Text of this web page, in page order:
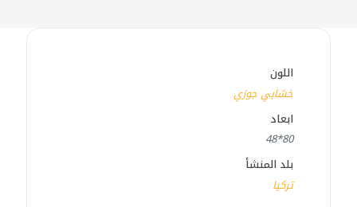
اللون
خشابي جوزي
ابعاد
80*48
بلد المنشأ
تركيا